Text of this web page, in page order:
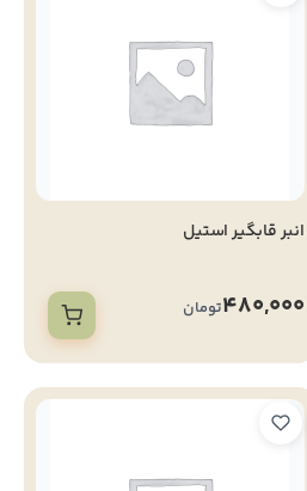
انبر قابگیر استیل
480,000تومان